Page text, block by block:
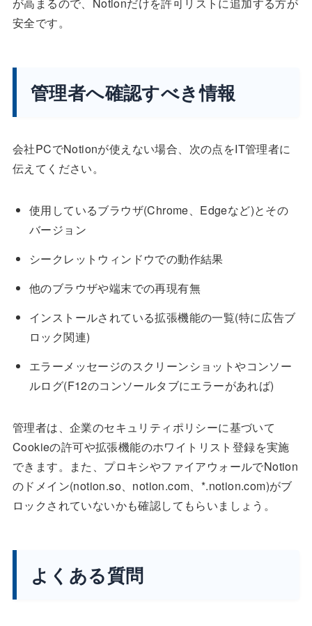
安全です。
管理者へ確認すべき情報
会社PCでNotionが使えない場合、次の点をIT管理者に
伝えてください。
使用しているブラウザ(Chrome、Edgeなど)とその
バージョン
シークレットウィンドウでの動作結果
他のブラウザや端末での再現有無
インストールされている拡張機能の一覧(特に広告ブ
ロック関連)
エラーメッセージのスクリーンショットやコンソー
ルログ(F12のコンソールタブにエラーがあれば)
管理者は、企業のセキュリティポリシーに基づいて
Cookieの許可や拡張機能のホワイトリスト登録を実施
できます。また、プロキシやファイアウォールでNotion
のドメイン(notion.so、notion.com、*.notion.com)がブ
ロックされていないかも確認してもらいましょう。
よくある質問